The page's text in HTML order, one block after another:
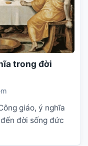
trong đời
giáo, ý nghĩa
đời sống đức